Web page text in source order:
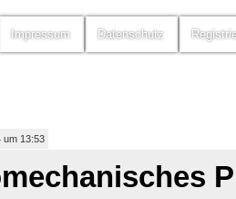
Impressum Datenschutz
um 13:53